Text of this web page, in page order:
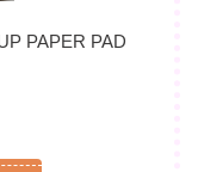
PAPER PAD